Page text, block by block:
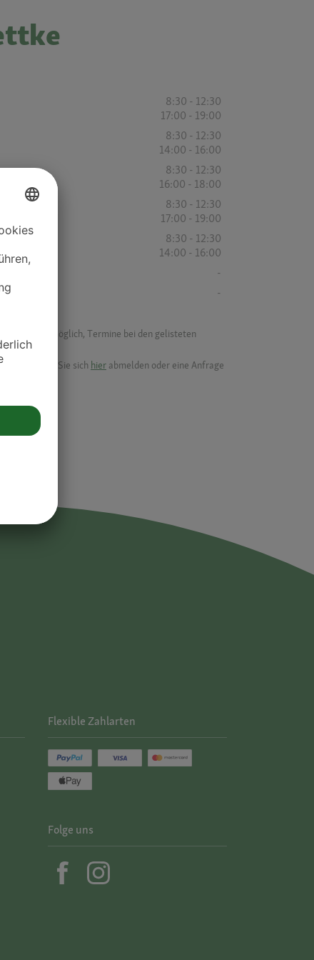
8:30 - 12:30
17:00 - 19:00
8:30 - 12:30
14:00 - 16:00
8:30 - 12:30
16:00 - 18:00
8:30 - 12:30
17:00 - 19:00
8:30 - 12:30
14:00 - 16:00
-
-
es nicht möglich, Termine bei den gelisteten
können Sie sich hier abmelden oder eine Anfrage
Flexible Zahlarten
Folge uns